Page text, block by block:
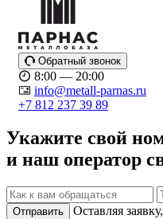
Обратный звонок
8:00 — 20:00
info@metall-parnas.ru
+7 812 237 39 89
Укажите свой
и наш оператор
Отправить Оставляя